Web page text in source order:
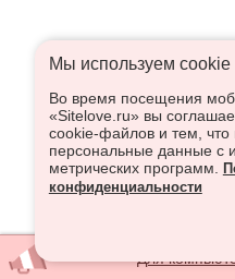
Мы используем сookie
Во время посещения
«Sitelove.ru» вы
cookie-файлов и тем,
персональные данные с
метрических программ.
конфиденциальности
Для